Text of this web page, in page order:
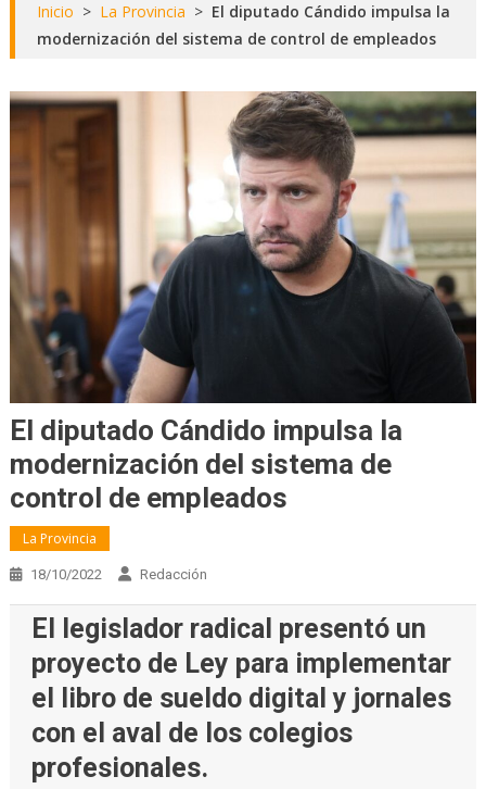
Inicio > La Provincia > El diputado Cándido impulsa la
modernización del sistema de control de empleados
El diputado Cándido impulsa la
modernización del sistema de
control de empleados
La Provincia
18/10/2022 Redacción
El legislador radical presentó un
proyecto de Ley para implementar
el libro de sueldo digital y jornales
con el aval de los colegios
profesionales.